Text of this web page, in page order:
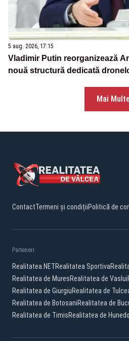
5 aug. 2026, 17:15
Vladimir Putin reorganizează
nouă structură dedicată
Mai Multe
ContactTermeni și condițiiPolitică de
Parteneri:
Realitatea.NETRealitatea Sportiva
Realitatea de MuresRealitatea de Vaslui
Realitatea de GiurgiuRealitatea de
Realitatea de BotosaniRealitatea de
Realitatea de TimisRealitatea de